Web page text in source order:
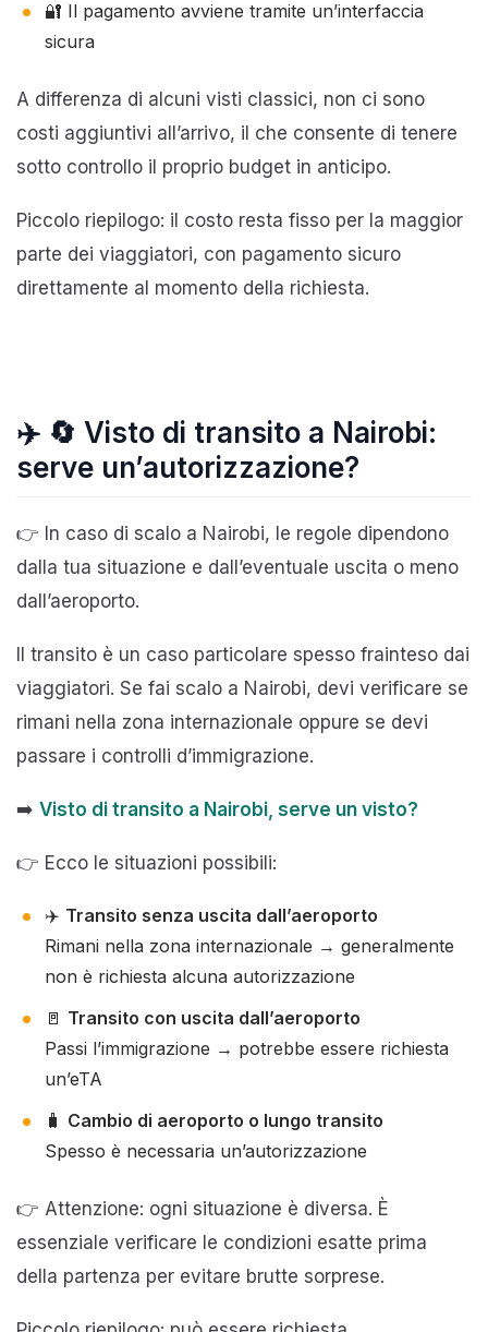
🔐 Il pagamento avviene tramite un’interfaccia
sicura
A differenza di alcuni visti classici, non ci sono
costi aggiuntivi all’arrivo, il che consente di tenere
sotto controllo il proprio budget in anticipo.
Piccolo riepilogo: il costo resta fisso per la maggior
parte dei viaggiatori, con pagamento sicuro
direttamente al momento della richiesta.
✈️ 🔄 Visto di transito a Nairobi:
serve un’autorizzazione?
👉 In caso di scalo a Nairobi, le regole dipendono
dalla tua situazione e dall’eventuale uscita o meno
dall’aeroporto.
Il transito è un caso particolare spesso frainteso dai
viaggiatori. Se fai scalo a Nairobi, devi verificare se
rimani nella zona internazionale oppure se devi
passare i controlli d’immigrazione.
➡️ Visto di transito a Nairobi, serve un visto?
👉 Ecco le situazioni possibili:
✈️ Transito senza uscita dall’aeroporto
Rimani nella zona internazionale → generalmente
non è richiesta alcuna autorizzazione
🚪 Transito con uscita dall’aeroporto
Passi l’immigrazione → potrebbe essere richiesta
un’eTA
🧳 Cambio di aeroporto o lungo transito
Spesso è necessaria un’autorizzazione
👉 Attenzione: ogni situazione è diversa. È
essenziale verificare le condizioni esatte prima
della partenza per evitare brutte sorprese.